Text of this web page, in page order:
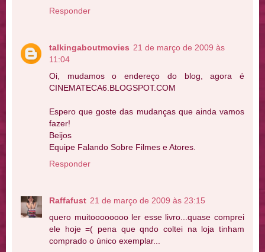
Responder
talkingaboutmovies 21 de março de 2009 às
11:04
Oi, mudamos o endereço do blog, agora é
CINEMATECA6.BLOGSPOT.COM
Espero que goste das mudanças que ainda vamos
fazer!
Beijos
Equipe Falando Sobre Filmes e Atores.
Responder
Raffafust 21 de março de 2009 às 23:15
quero muitoooooooo ler esse livro...quase comprei
ele hoje =( pena que qndo coltei na loja tinham
comprado o único exemplar...